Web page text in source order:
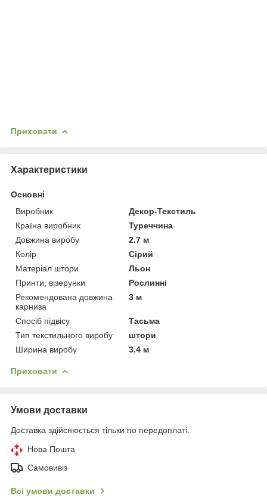
Приховати
Характеристики
Основні
Виробник
Декор-Текстиль
Країна виробник
Туреччина
Довжина виробу
2.7 м
Колір
Сірий
Матеріал штори
Льон
Принти, візерунки
Рослинні
Рекомендована довжина
карниза
3 м
Спосіб підвісу
Тасьма
Тип текстильного виробу
штори
Ширина виробу
3.4 м
Приховати
Умови доставки
Доставка здійснюється тільки по передоплаті.
Нова Пошта
Самовивіз
Всі умови доставки